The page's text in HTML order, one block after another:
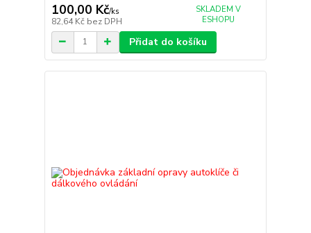
100,00 Kč/ks
82,64 Kč bez DPH
SKLADEM V
ESHOPU
Přidat do košíku